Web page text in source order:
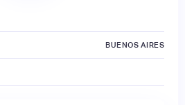
BUENOS AIRES